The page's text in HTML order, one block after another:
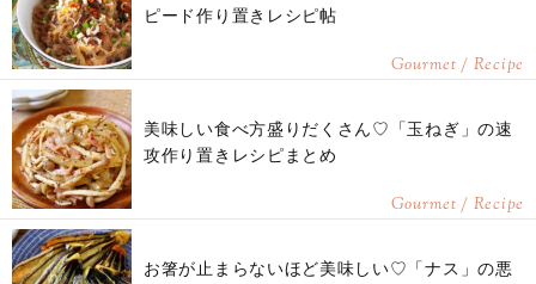
ピード作り置きレシピ帖
Gourmet / Recipe
美味しい食べ方盛りだくさん♡「玉ねぎ」の速
攻作り置きレシピまとめ
Gourmet / Recipe
お箸が止まらないほど美味しい♡「ナス」の悪